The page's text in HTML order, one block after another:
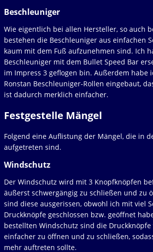
Beschleuniger
Wie eigentlich bei allen Hersteller, so auch
bestehen die Beschleuniger aus einfachen
kaum mit dem Fuß aufzunehmen sind. Ich
Beschleuniger mit dem Bullet Speed Bar
im Impress 3 geflogen bin. Außerdem habe
Ronstan Beschleuniger-Rollen eingebaut,
ist dadurch merklich einfacher.
Festgestelle Mängel
Folgend eine Auflistung der Mängel, die in
aufgetreten sind.
Windschutz
Der Windschutz wird mit 3 Knopfknöpfen
äußerst schwergängig zu schließen und zu
sind diese ausgerissen, obwohl ich mit viel
Druckknöpfe geschlossen bzw. geöffnet
bestellten Windschutz sind die
einfacher zu öffnen und zu schließen,
mehr auftreten sollte.